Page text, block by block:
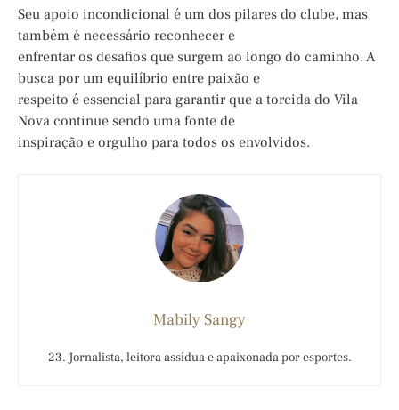
Seu apoio incondicional é um dos pilares do clube, mas
também é necessário reconhecer e
enfrentar os desafios que surgem ao longo do caminho. A
busca por um equilíbrio entre paixão e
respeito é essencial para garantir que a torcida do Vila
Nova continue sendo uma fonte de
inspiração e orgulho para todos os envolvidos.
Mabily Sangy
23. Jornalista, leitora assídua e apaixonada por esportes.